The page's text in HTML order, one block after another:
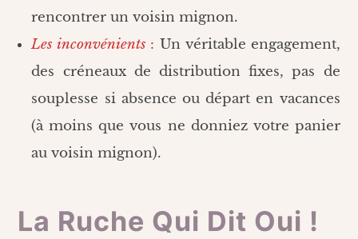
rencontrer un voisin mignon.
Les inconvénients : Un véritable engagement,
des créneaux de distribution fixes, pas de
souplesse si absence ou départ en vacances
(à moins que vous ne donniez votre panier
au voisin mignon).
La Ruche Qui Dit Oui !